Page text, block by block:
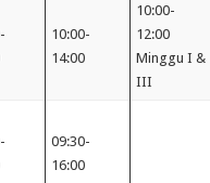
10:00-
14:00
10:00-
12:00
Minggu I &
III
09:30-
16:00